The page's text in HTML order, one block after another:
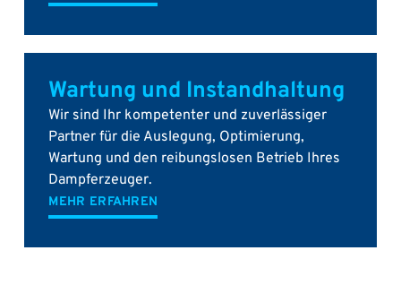
Wartung und Instandhaltung
Wir sind Ihr kompetenter und zuverlässiger
Partner für die Auslegung, Optimierung,
Wartung und den reibungslosen Betrieb Ihres
Dampferzeuger.
MEHR ERFAHREN